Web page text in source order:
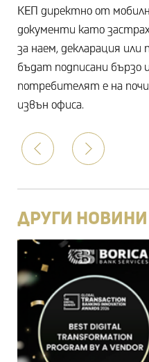
КЕП директно от
документи като
за наем, декларация
бъдат подписани бързо
потребителят е на
извън офиса.
Prev Следваща
ДРУГИ НОВИНИ